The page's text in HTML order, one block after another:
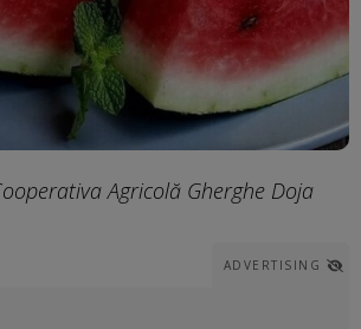
Agricolă Gherghe Doja
ADVERTISING